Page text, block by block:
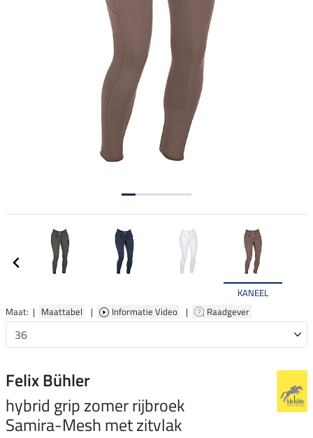
KANEEL
Maat: | Maattabel | Informatie Video | Raadgever
Felix Bühler
hybrid grip zomer rijbroek
Samira-Mesh met zitvlak